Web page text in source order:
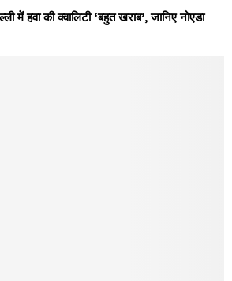
हवा की क्वालिटी ‘बहुत खराब’, जानिए नोएडा